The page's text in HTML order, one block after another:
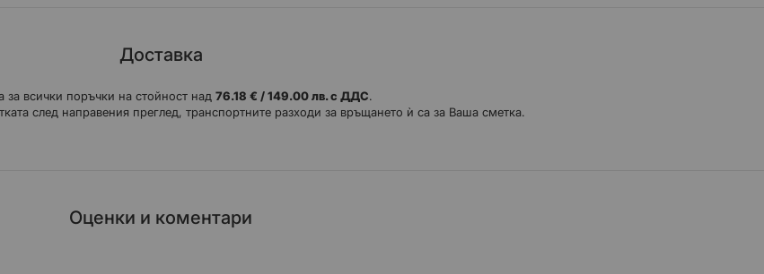
Доставка
за всички поръчки на стойност над 76.18 € / 149.00 лв. с ДДС.
след направения преглед, транспортните разходи за връщането ѝ са за Ваша сметка.
Оценки и коментари